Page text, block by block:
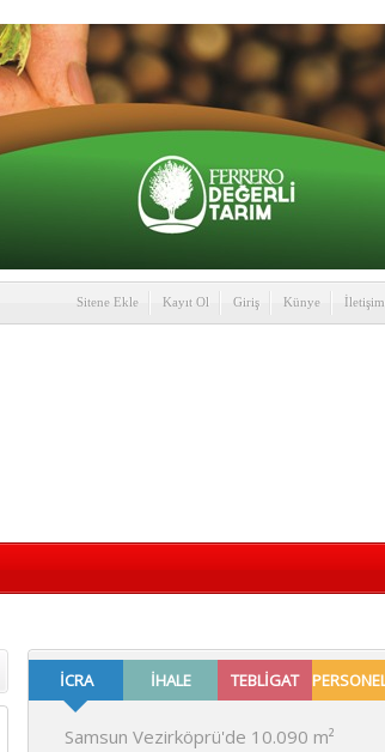
Sitene Ekle Kayıt Ol Giriş Künye İletişim